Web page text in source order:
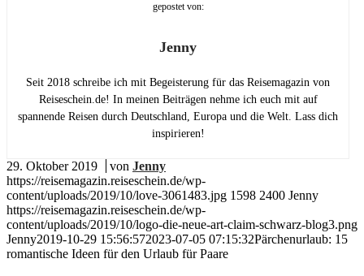
gepostet von:
Jenny
Seit 2018 schreibe ich mit Begeisterung für das Reisemagazin von
Reiseschein.de! In meinen Beiträgen nehme ich euch mit auf
spannende Reisen durch Deutschland, Europa und die Welt. Lass dich
inspirieren!
29. Oktober 2019 von Jenny
https://reisemagazin.reiseschein.de/wp-
content/uploads/2019/10/love-3061483.jpg 1598 2400 Jenny
https://reisemagazin.reiseschein.de/wp-
content/uploads/2019/10/logo-die-neue-art-claim-schwarz-blog3.png
Jenny2019-10-29 15:56:572023-07-05 07:15:32Pärchenurlaub: 15
romantische Ideen für den Urlaub für Paare